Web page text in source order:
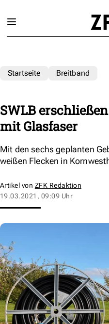
Startseite Breitband
SWLB
mit Glasfaser
Mit den sechs geplanten
weißen Flecken in
Artikel von ZFK Redaktion
19.03.2021, 09:09 Uhr